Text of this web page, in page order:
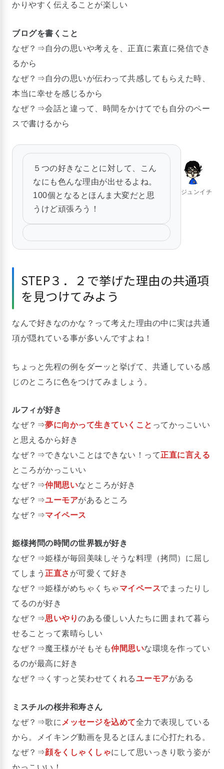
かりやすく伝えることが楽しい
ブログを書くこと
なぜ？⇒自分の思いや考えを、正直に素直に発信でき
るから
なぜ？⇒自分の思いが伝わって共感してもらえた時、
本当に幸せを感じるから
なぜ？⇒会話と違って、時間をかけてでも自分のペー
スで書けるから
５つの好きなことに対して、こん
なにも色んな理由が出せるよね。
100個となるとほんま大変だと思
うけど頑張ろう！
ジュンイチ
STEP３．２で挙げた理由の共通項
を見つけてみよう
なんで好きなのかな？って考えた理由の中に実は共通
項が隠れている事が多いんですよね！
ちょっと先程の例をダーッと挙げて、共通している感
じのところに色をつけてみましょう。
ルフィが好き
なぜ？⇒夢に向かって生きていくこと ってかっこいい
と思えるから好き
なぜ？⇒できないことはできない！って正直に言える
ところがかっこいい
なぜ？⇒仲間思いなところが好き
なぜ？⇒ユーモアがあるところ
なぜ？⇒マイペース
姫様拷問の時間の世界観が好き
なぜ？⇒姫様が毎回美味しそうな料理（拷問）に屈し
てしまう 正直さ が可愛くて好き
なぜ？⇒姫様がめちゃくちゃ マイペースでまったりし
てるのが好き
なぜ？⇒思いやりのある優しい人たちに囲まれて暮ら
せることって素晴らしい
なぜ？⇒魔王様がそもそも仲間思いな環境を作ってい
るのが最高に好き
なぜ？⇒くすっと笑わせてくれるユーモアがある
ミスチルの桜井和寿さん
なぜ？⇒歌に メッセージを込めて全力で表現している
から。メイキング動画を見るとほんまに心打たれる。
なぜ？⇒顔をくしゃくしゃにして思いっきり歌う姿が
かっこいい！